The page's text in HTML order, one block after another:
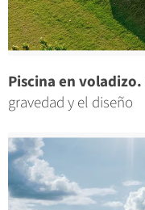
Piscina en voladizo.
gravedad y el diseño